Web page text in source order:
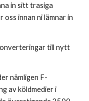
in sitt trasiga
innan ni lämnar in
till nytt
nämligen F-
av köldmedier i